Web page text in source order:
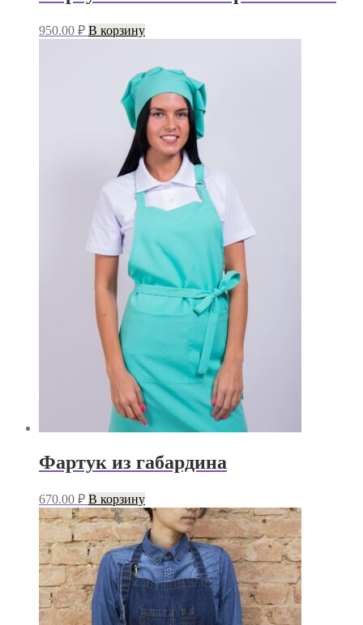
950.00 ₽ В корзину
Фартук из габардина
670.00 ₽ В корзину